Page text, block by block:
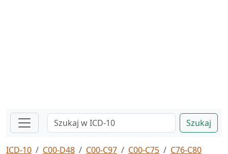
Szukaj
ICD-10 C00-D48 C00-C97 C00-C75
C76-C80